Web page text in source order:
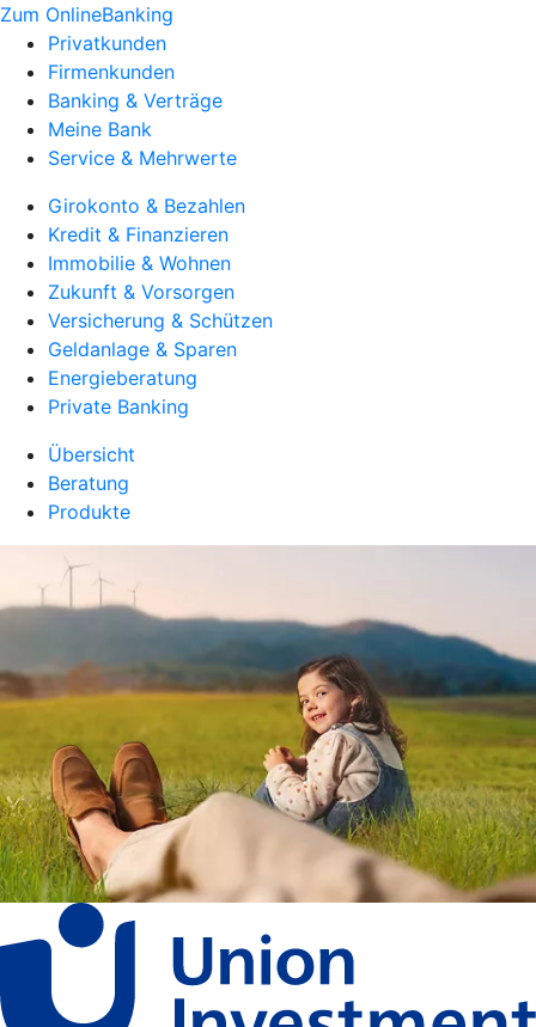
Zum OnlineBanking
Privatkunden
Firmenkunden
Banking & Verträge
Meine Bank
Service & Mehrwerte
Girokonto & Bezahlen
Kredit & Finanzieren
Immobilie & Wohnen
Zukunft & Vorsorgen
Versicherung & Schützen
Geldanlage & Sparen
Energieberatung
Private Banking
Übersicht
Beratung
Produkte